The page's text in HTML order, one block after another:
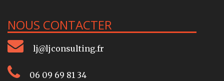
NOUS CONTACTER
lj@ljconsulting.fr
06 09 69 81 34